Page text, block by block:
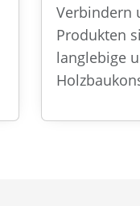
Verbindern
Produkten
langlebige